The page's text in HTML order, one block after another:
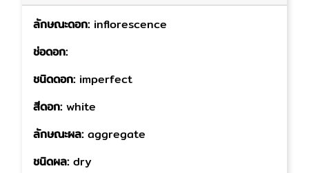
ลักษณะดอก: inflorescence
ช่อดอก:
ชนิดดอก: imperfect
สีดอก: white
ลักษณะผล: aggregate
ชนิดผล: dry